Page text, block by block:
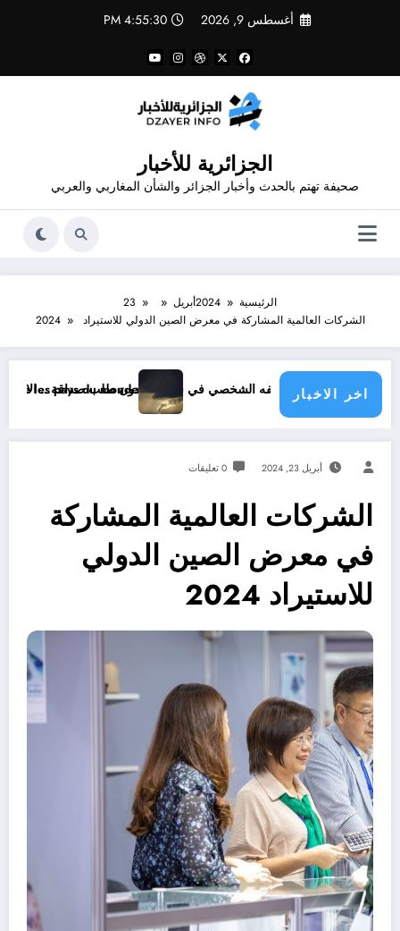
أغسطس 9, 2026 4:55:30 PM
الجزائرية للأخبار
صحيفة تهتم بالحدث وأخبار الجزائر والشأن المغاربي والعربي
الرئيسية 2024أبريل
23
الشركات العالمية المشاركة في معرض الصين الدولي للاستيراد 2024
اخر الاخبار
دون طلب صداقة .. الاطلاع على محتوى صفحة شخص اغلق ملفه الشخصي في فيسبوك دون طلب صداقة
menace les pays du monde
أبريل 23, 2024 0 تعليقات
الشركات العالمية المشاركة
في معرض الصين الدولي
للاستيراد 2024